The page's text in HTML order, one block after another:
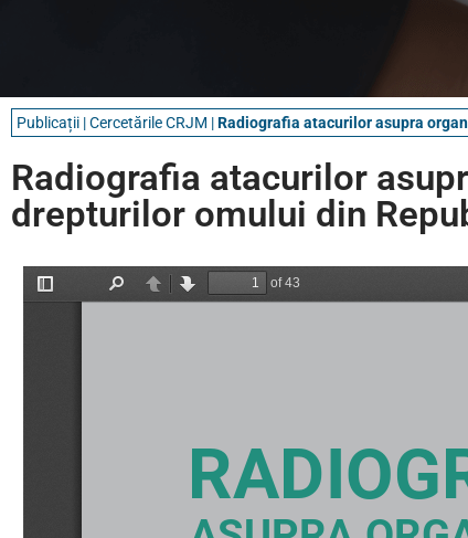
Publicații |Cercetările CRJM |Radiografia atacurilor asupra
Radiografia atacurilor
drepturilor omului din